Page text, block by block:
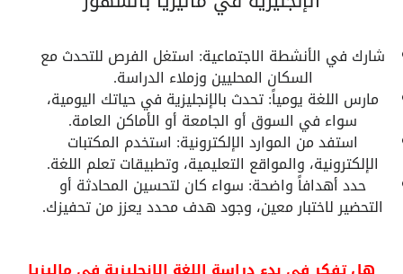
شارك في الأنشطة الاجتماعية: استغل الفرص للتحدث مع
السكان المحليين وزملاء الدراسة.
مارس اللغة يومياً: تحدث بالإنجليزية في حياتك اليومية،
سواء في السوق أو الجامعة أو الأماكن العامة.
استفد من الموارد الإلكترونية: استخدم المكتبات
الإلكترونية، والمواقع التعليمية، وتطبيقات تعلم اللغة.
حدد أهدافاً واضحة: سواء كان لتحسين المحادثة أو
التحضير لاختبار معين، وجود هدف محدد يعزز من تحفيزك.